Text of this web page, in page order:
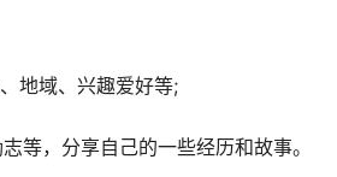
地域、兴趣爱好等;
等，分享自己的一些经历和故事。